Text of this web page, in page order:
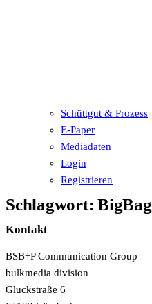
Schüttgut & Prozess
E-Paper
Mediadaten
Login
Registrieren
Schlagwort:BigBag
Kontakt
BSB+P Communication Group
bulkmedia division
Gluckstraße 6